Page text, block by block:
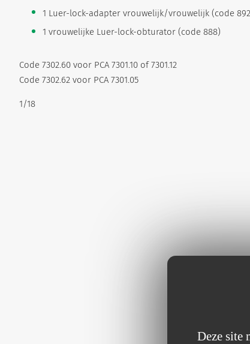
Deze site
1 Luer-lock-adapter vrouwelijk/vrouwelijk (code
1 vrouwelijke Luer-lock-obturator (code 888)
Code 7302.60 voor PCA 7301.10 of 7301.12
Code 7302.62 voor PCA 7301.05
1/18